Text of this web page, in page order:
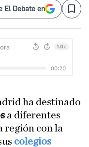
El Debate en Save
ha destinado
a diferentes
región con la
colegios